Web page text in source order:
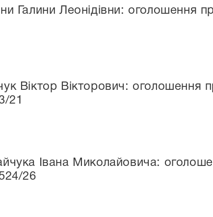
Галини Леонідівни: оголошення
Віктор Вікторович: оголошення
21
Івана Миколайовича:
26